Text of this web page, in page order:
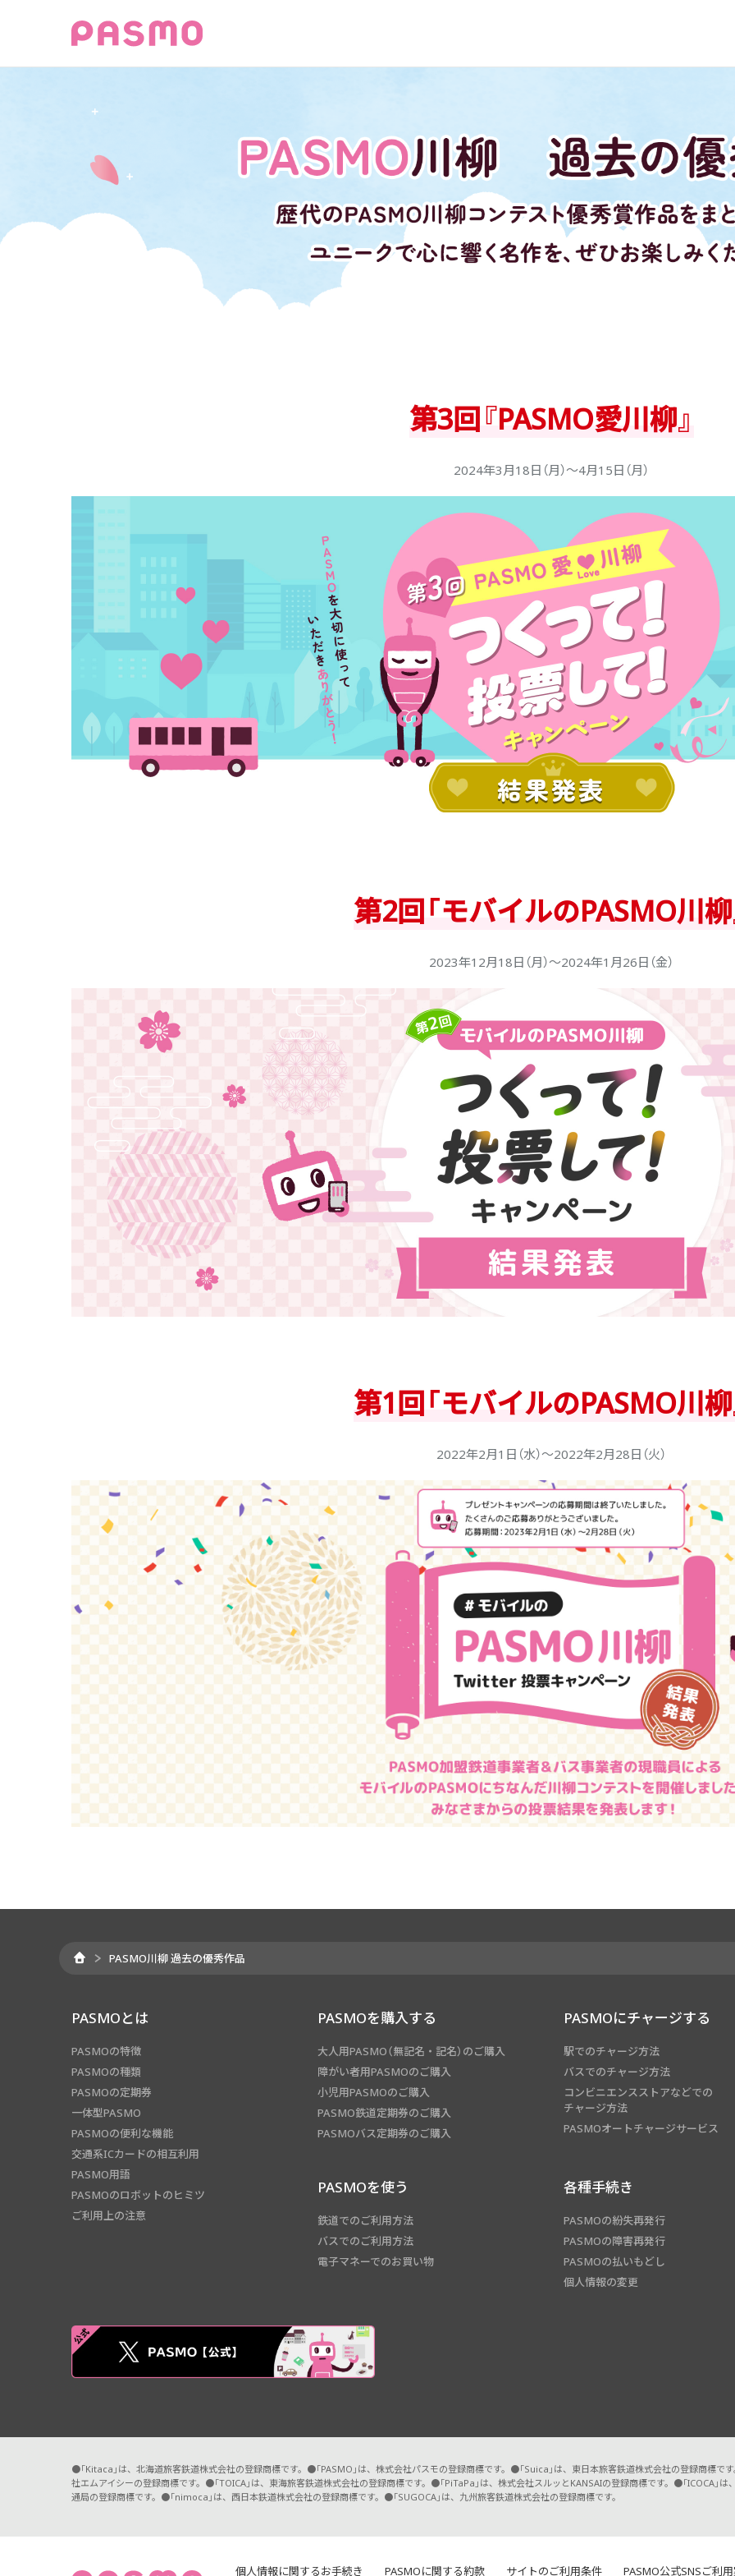
第3回『PASMO愛川柳』
2024年3月18日（月）〜4月15日（月）
第2回「モバイルのPASMO川柳
2023年12月18日（月）〜2024年1月26日（金）
第1回「モバイルのPASMO川柳
2022年2月1日（水）〜2022年2月28日（火）
PASMO川柳 過去の優秀作品
PASMOとは
PASMOの特徴
PASMOの種類
PASMOの定期券
一体型PASMO
PASMOの便利な機能
交通系ICカードの相互利用
PASMO用語
PASMOのロボットのヒミツ
ご利用上の注意
PASMOを購入する
大人用PASMO（無記名・記名）のご購入
障がい者用PASMOのご購入
小児用PASMOのご購入
PASMO鉄道定期券のご購入
PASMOバス定期券のご購入
PASMOを使う
鉄道でのご利用方法
バスでのご利用方法
電子マネーでのお買い物
PASMOにチャージする
駅でのチャージ方法
バスでのチャージ方法
コンビニエンスストアなどでの
チャージ方法
PASMOオートチャージサービス
各種手続き
PASMOの紛失再発行
PASMOの障害再発行
PASMOの払いもどし
個人情報の変更
●「Kitaca」は、北海道旅客鉄道株式会社の登録商標です。●「PASMO」は、株式会社パスモの登録商標です。●「Suica」は、東日本旅客鉄道株式会社の登録商標で
社エムアイシーの登録商標です。●「TOICA」は、東海旅客鉄道株式会社の登録商標です。●「PiTaPa」は、株式会社スルッとKANSAIの登録商標です。●「ICOCA」
通局の登録商標です。●「nimoca」は、西日本鉄道株式会社の登録商標です。●「SUGOCA」は、九州旅客鉄道株式会社の登録商標です。
個人情報に関するお手続き PASMOに関する約款 サイトのご利用条件 PASMO公式SNSご利